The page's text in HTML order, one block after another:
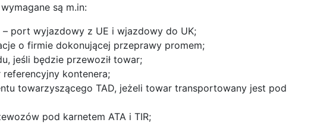
są m.in:
port wyjazdowy z UE i wjazdowy do UK;
o firmie dokonującej przeprawy promem;
jeśli będzie przewoził towar;
kontenera;
towarzyszącego TAD, jeżeli towar transportowany jest pod
pod karnetem ATA i TIR;